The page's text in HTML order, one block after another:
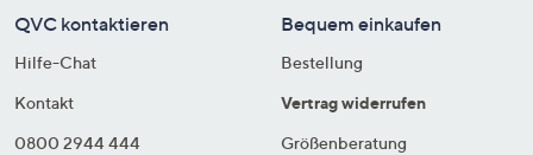
QVC kontaktieren
Hilfe-Chat
Kontakt
0800 2944 444
Bequem einkaufen
Bestellung
Vertrag widerrufen
Größenberatung